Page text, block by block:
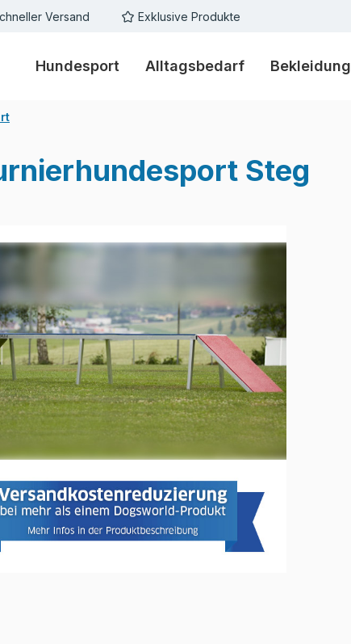
Versand Exklusive Produkte
Hundesport Alltagsbedarf Bekleidung
Steg